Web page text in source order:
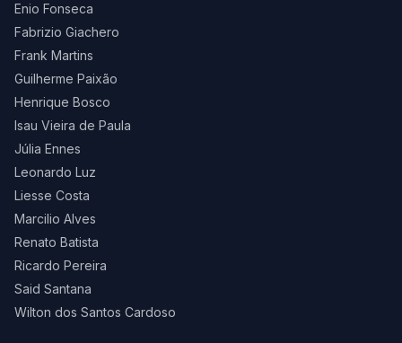
Enio Fonseca
Fabrizio Giachero
Frank Martins
Guilherme Paixão
Henrique Bosco
Isau Vieira de Paula
Júlia Ennes
Leonardo Luz
Liesse Costa
Marcilio Alves
Renato Batista
Ricardo Pereira
Said Santana
Wilton dos Santos Cardoso